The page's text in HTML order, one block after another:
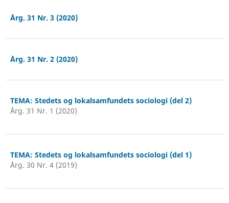
Årg. 31 Nr. 3 (2020)
Årg. 31 Nr. 2 (2020)
TEMA: Stedets og lokalsamfundets sociologi (del 2)
Årg. 31 Nr. 1 (2020)
TEMA: Stedets og lokalsamfundets sociologi (del 1)
Årg. 30 Nr. 4 (2019)